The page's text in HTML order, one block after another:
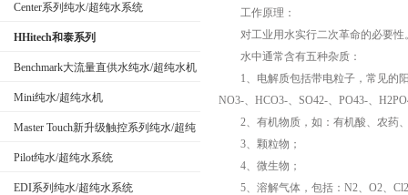
Center系列纯水/超纯水系统
HHitech和泰系列
Benchmark大流量直供水纯水/超纯水机
Mini纯水/超纯水机
Master Touch新升级触控系列纯水/超纯
水系统
Pilot纯水/超纯水系统
EDI系列纯水/超纯水系统
工作原理：
对工业用水实行二次革命的必要性
水中通常含有五种杂质：
1、电解质包括带电粒子，常见的阳
NO3-、HCO3-、SO42-、PO43-、
2、有机物质，如：有机酸、农药
3、颗粒物；
4、微生物；
5、溶解气体，包括：N2、O2、Cl2